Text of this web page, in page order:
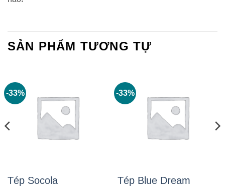
SẢN PHẨM TƯƠNG TỰ
-33%
Tép Socola
-33%
Tép Blue Dream